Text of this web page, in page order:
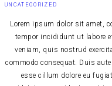
UNCATEGORIZED
Lorem ipsum dolor sit amet,
tempor incididunt ut labore
veniam, quis nostrud
commodo consequat. Duis
esse cillum dolore eu